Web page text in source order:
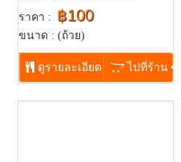
ราคา : ฿100
ขนาด : (ถ้วย)
...
ดูรายละเอียด ไปที่ร้าน